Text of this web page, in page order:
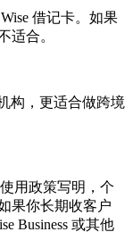
借记卡。如果
适合。
构，更适合做跨境
用政策写明，个
果你长期收客户
Business 或其他